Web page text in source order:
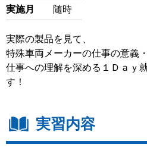
実施月 随時
実際の製品を見て、
特殊車両メーカーの仕事の意義
仕事への理解を深める１Ｄａｙ
す！
実習内容